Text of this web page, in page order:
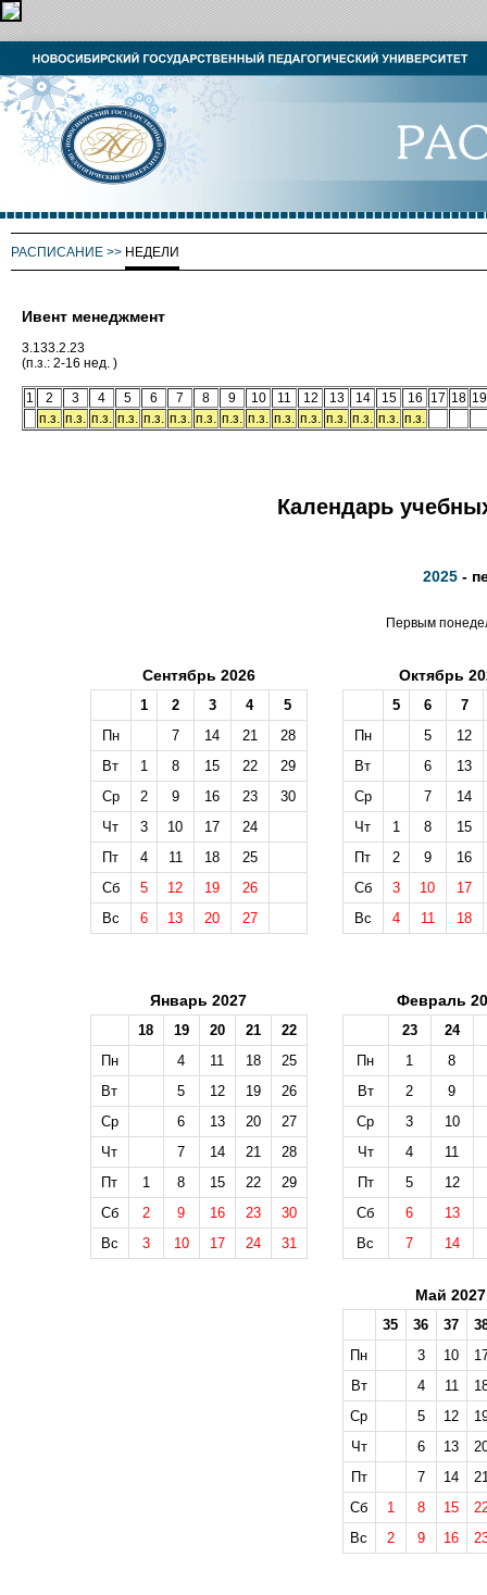
РАСПИСАНИЕ >> НЕДЕЛИ
Ивент менеджмент
3.133.2.23
(п.з.: 2-16 нед. )
1 2 3 4 5 6 7 8 9 10 11 12 13 14 15 16 17 18 19
п.з. п.з. п.з. п.з. п.з. п.з. п.з. п.з. п.з. п.з. п.з. п.з. п.з. п.з. п.з.
Календарь
2025 -
Первым
Сентябрь 2026
1 2 3 4
5
Пн
7 14 21
28
Вт
1 8 15 22
29
Ср
2 9 16 23
30
Чт
3 10 17
24
Пт
4 11 18
25
Сб
5 12 19
26
Вс
6 13 20 27
Октябрь
5 6
7
Пн
5
12
Вт
6
13
Ср
7
14
Чт
1 8
15
Пт
2 9
16
Сб
3 10
17
Вс
4 11 18
Январь 2027
18 19 20 21
22
Пн
4 11 18
25
Вт
5 12 19
26
Ср
6 13 20
27
Чт
7 14 21
28
Пт
1 8 15 22
29
Сб
2 9 16 23
30
Вс
3 10 17 24 31
Февраль
23 24
Пн
1 8
Вт
2 9
Ср
3 10
Чт
4 11
Пт
5 12
Сб
6 13
Вс
7 14
Май 2027
35 36 37
Пн
3 10
Вт
4 11
Ср
5 12
Чт
6 13
Пт
7 14
Сб
1 8 15
Вс
2 9 16